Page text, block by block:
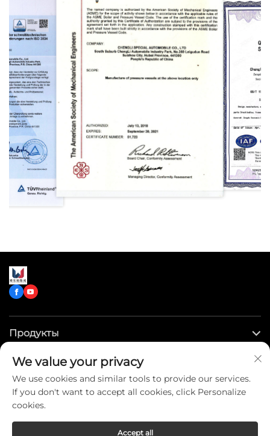
Продукты
Быстрые ссылки
Связаться с нами
We value your privacy
We use cookies and similar tools to provide our services.
If you don't want to accept all cookies, click Personalize
cookies.
Accept all